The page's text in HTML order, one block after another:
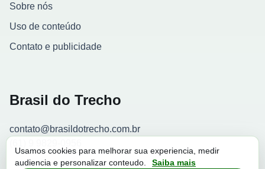
Sobre nós
Uso de conteúdo
Contato e publicidade
Brasil do Trecho
contato@brasildotrecho.com.br
Contador de visitantes
Usamos cookies para melhorar sua experiencia, medir
audiencia e personalizar conteudo.
Saiba mais